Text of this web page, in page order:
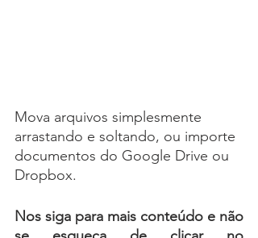
Mova arquivos simplesmente
arrastando e soltando, ou importe
documentos do Google Drive ou
Dropbox.
Nos siga para mais conteúdo e não